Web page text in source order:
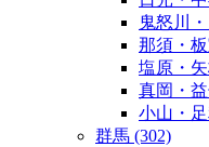
鬼怒川
那須・
塩原・
真岡・
小山・
群馬 (302)